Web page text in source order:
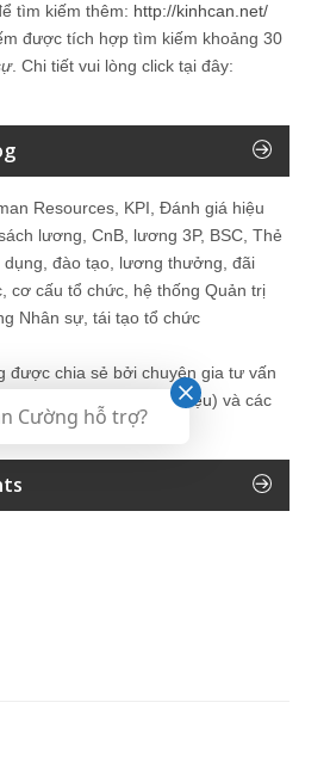
tìm kiếm thêm: http://kinhcan.net/
được tích hợp tìm kiếm khoảng 30
. Chi tiết vui lòng click tại đây:
Resources, KPI, Đánh giá hiệu
lương, CnB, lương 3P, BSC, Thẻ
dụng, đào tạo, lương thưởng, đãi
cơ cấu tổ chức, hệ thống Quản trị
Nhân sự, tái tạo tổ chức
được chia sẻ bởi chuyên gia tư vấn
Hùng Cường (
giới thiệu) và các
đồng Nhân sự.
Cường hỗ trợ?